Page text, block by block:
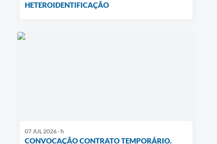
HETEROIDENTIFICAÇÃO
07 JUL 2026 - h
CONVOCAÇÃO CONTRATO TEMPORÁRIO.